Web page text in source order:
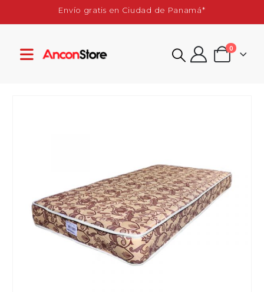
Envío gratis en Ciudad de Panamá*
0